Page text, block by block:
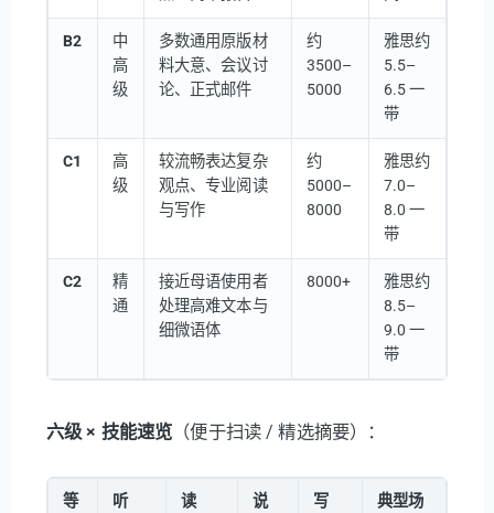
B2
中
高
级
多数通用原版材
料大意、会议讨
论、正式邮件
约
3500–
5000
雅思约
5.5–
6.5 一
带
C1
高
级
较流畅表达复杂
观点、专业阅读
与写作
约
5000–
8000
雅思约
7.0–
8.0 一
带
C2
精
通
接近母语使用者
处理高难文本与
细微语体
8000+
雅思约
8.5–
9.0 一
带
六级 × 技能速览 （便于扫读 / 精选摘要）：
等
听 读 说 写
典型场